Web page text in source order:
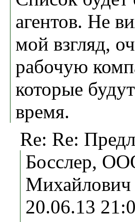
агентов. Не
мой взгляд,
рабочую
которые
время.
Re: Re:
Босслер,
Михайлович
20.06.13